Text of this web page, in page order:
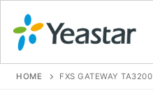
HOME FXS GATEWAY TA3200